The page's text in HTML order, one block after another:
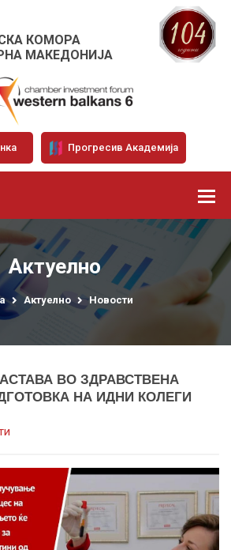
КОМОРА
МАКЕДОНИЈА
Прогресив Академија
Актуелно
Актуелно Новости
ВО ЗДРАВСТВЕНА
НА ИДНИ КОЛЕГИ